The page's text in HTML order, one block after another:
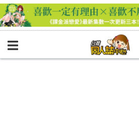
BOOKY書集倉庫